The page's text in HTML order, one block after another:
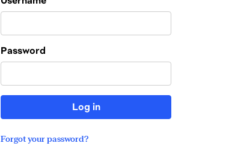
Password
Log in
Forgot your password?